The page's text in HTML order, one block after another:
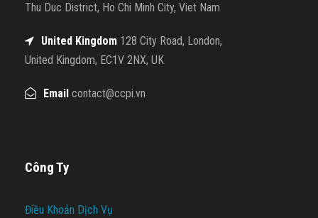
Thu Duc District, Ho Chi Minh City, Viet Nam
United Kingdom 128 City Road, London,
United Kingdom, EC1V 2NX, UK
Email contact@ccpi.vn
Công Ty
Điều Khoản Dịch Vụ